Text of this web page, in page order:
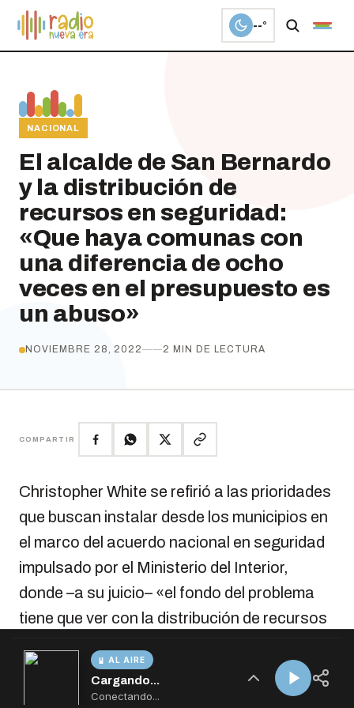
AL AIRE
Cargando...
Conectando...